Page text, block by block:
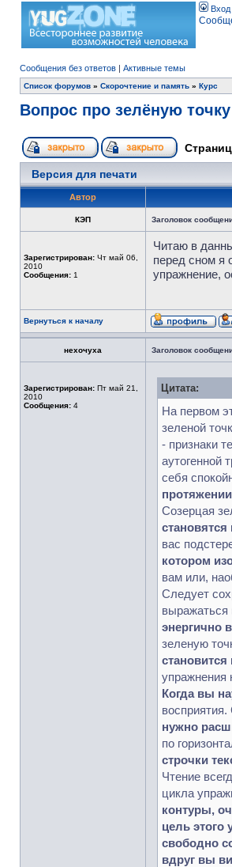
Вход
Сообщения без ответов | Активные темы
Список форумов » Скорочтение и память » Курс
Вопрос про зелёную точку
Версия для печати
Автор
КЭП Заголовок
Зарегистрирован: Чт май 06,
2010
Сообщения: 1
Читаю в
перед сном я
упражнение,
Вернуться к началу
нехочуха Заголовок
Зарегистрирован: Пт май 21,
2010
Сообщения: 4
Цитата:
На первом
зеленой
- признаки
аутогенной
себя
Созерцая
вас
котором
вам или,
Следует
выражаться
энергично
зеленую
упражнения
Когда вы
нужно
по
строчки
Чтение
цикла
контуры,
цель этого
свободно
вдруг вы